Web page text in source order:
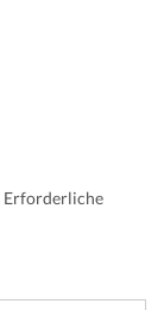
Erforderliche